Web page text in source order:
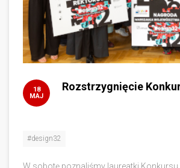
Rozstrzygnięcie
18
MAJ
#design32